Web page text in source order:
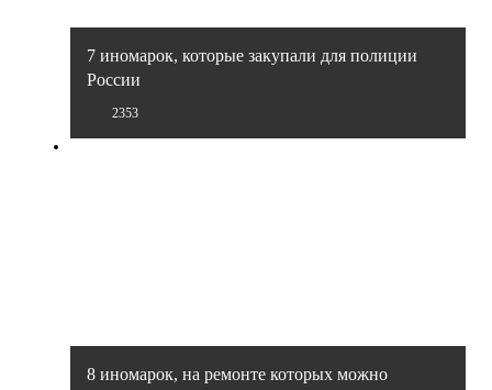
7 иномарок, которые закупали для полиции
России
2353
8 иномарок, на ремонте которых можно